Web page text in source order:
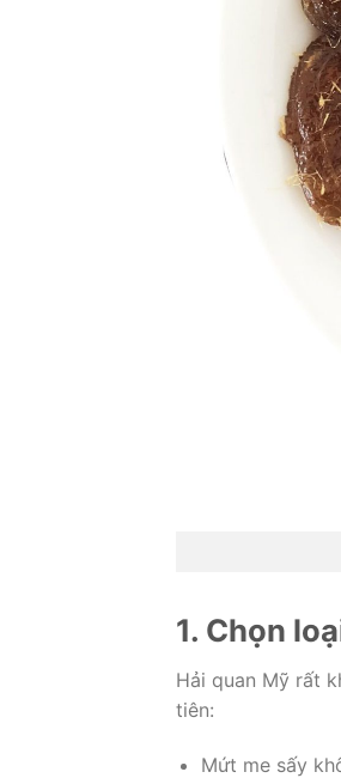
1. Chọn
Hải quan Mỹ rất
tiên:
Mứt me sấy